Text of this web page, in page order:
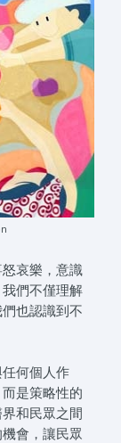
哀樂，意識
們不僅理解
也認識到不
何個人作
是策略性的
和民眾之間
會，讓民眾